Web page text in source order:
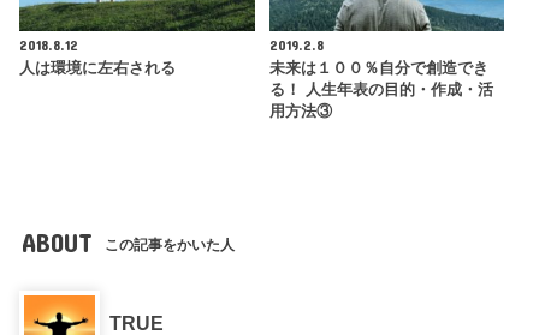
2018.8.12
人は環境に左右される
2019.2.8
未来は１００％自分で創造でき
る！ 人生年表の目的・作成・活
用方法③
ABOUT この記事をかいた人
TRUE